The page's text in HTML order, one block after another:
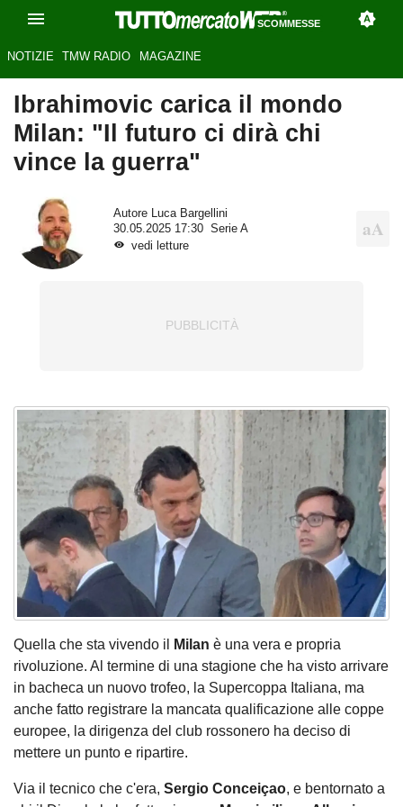
SCOMMESSE
NOTIZIE TMW RADIO MAGAZINE
Ibrahimovic carica il mondo
Milan: "Il futuro ci dirà chi
vince la guerra"
Autore Luca Bargellini
30.05.2025 17:30
Serie A
vedi letture
Quella che sta vivendo il Milan è una vera e propria
rivoluzione. Al termine di una stagione che ha visto arrivare
in bacheca un nuovo trofeo, la Supercoppa Italiana, ma
anche fatto registrare la mancata qualificazione alle coppe
europee, la dirigenza del club rossonero ha deciso di
mettere un punto e ripartire.
Via il tecnico che c'era, Sergio Conceiçao, e bentornato a